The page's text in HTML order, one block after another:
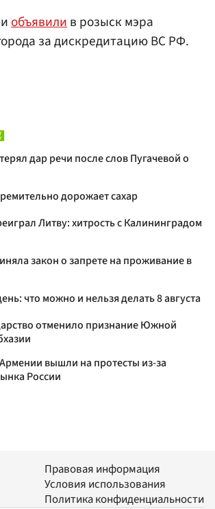
объявилив розыск мэра
за дискредитацию ВС РФ.
дар речи после слов Пугачевой о
дорожает сахар
Литву: хитрость с Калининградом
закон о запрете на проживание в
что можно и нельзя делать 8 августа
отменило признание Южной
вышли на протесты из-за
России
Правовая информация
Условия использования
Политика конфиденциальности